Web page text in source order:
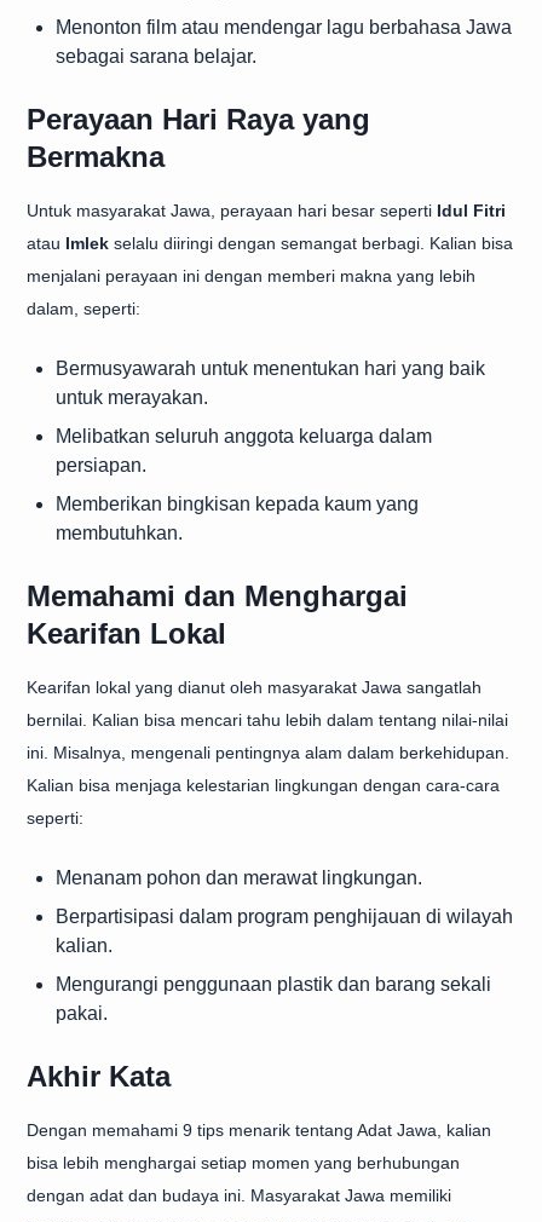
Menonton film atau mendengar lagu berbahasa Jawa
sebagai sarana belajar.
Perayaan Hari Raya yang
Bermakna
Untuk masyarakat Jawa, perayaan hari besar seperti Idul Fitri
atau Imlek selalu diiringi dengan semangat berbagi. Kalian bisa
menjalani perayaan ini dengan memberi makna yang lebih
dalam, seperti:
Bermusyawarah untuk menentukan hari yang baik
untuk merayakan.
Melibatkan seluruh anggota keluarga dalam
persiapan.
Memberikan bingkisan kepada kaum yang
membutuhkan.
Memahami dan Menghargai
Kearifan Lokal
Kearifan lokal yang dianut oleh masyarakat Jawa sangatlah
bernilai. Kalian bisa mencari tahu lebih dalam tentang nilai-nilai
ini. Misalnya, mengenali pentingnya alam dalam berkehidupan.
Kalian bisa menjaga kelestarian lingkungan dengan cara-cara
seperti:
Menanam pohon dan merawat lingkungan.
Berpartisipasi dalam program penghijauan di wilayah
kalian.
Mengurangi penggunaan plastik dan barang sekali
pakai.
Akhir Kata
Dengan memahami 9 tips menarik tentang Adat Jawa, kalian
bisa lebih menghargai setiap momen yang berhubungan
dengan adat dan budaya ini. Masyarakat Jawa memiliki